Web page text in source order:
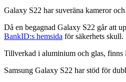
Galaxy S22 har suveräna kameror
Då en begagnad Galaxy S22 går att
BankID:s hemsida för säkerhets skull.
Tillverkad i aluminium och glas,
Samsung Galaxy S22 har stöd för